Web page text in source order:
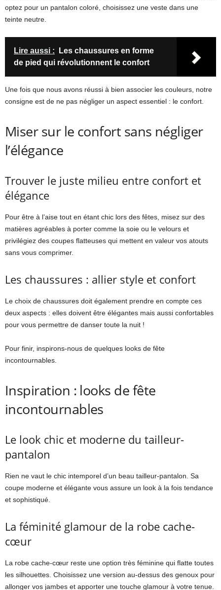
optez pour un pantalon coloré, choisissez une veste dans une
teinte neutre.
Lire aussi :
Les chaussures en forme
de pied qui révolutionnent le confort
Une fois que nous avons réussi à bien associer les couleurs, notre
consigne est de ne pas négliger un aspect essentiel : le confort.
Miser sur le confort sans négliger
l’élégance
Trouver le juste milieu entre confort et
élégance
Pour être à l’aise tout en étant chic lors des fêtes, misez sur des
matières agréables à porter comme la soie ou le velours et
privilégiez des coupes flatteuses qui mettent en valeur vos atouts
sans vous comprimer.
Les chaussures : allier style et confort
Le choix de chaussures doit également prendre en compte ces
deux aspects : elles doivent être élégantes mais aussi confortables
pour vous permettre de danser toute la nuit !
Pour finir, inspirons-nous de quelques looks de fête
incontournables.
Inspiration : looks de fête
incontournables
Le look chic et moderne du tailleur-
pantalon
Rien ne vaut le chic intemporel d’un beau tailleur-pantalon. Sa
coupe moderne et élégante vous assure un look à la fois tendance
et sophistiqué.
La féminité glamour de la robe cache-
cœur
La robe cache-cœur reste une option très féminine qui flatte toutes
les silhouettes. Choisissez une version au-dessus des genoux pour
allonger vos jambes et apporter une touche glamour à votre tenue.